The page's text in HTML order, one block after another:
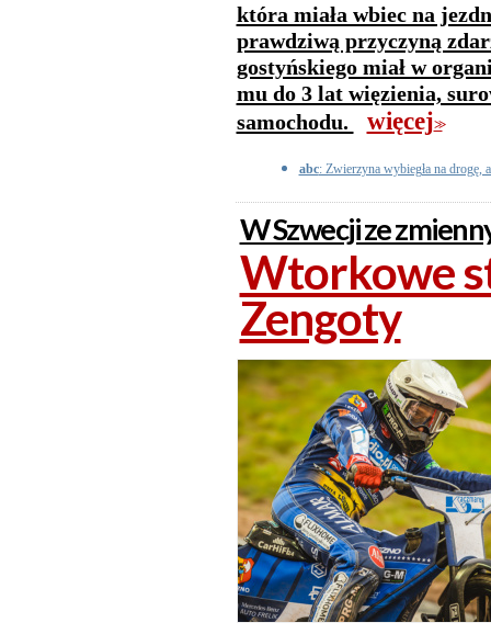
która miała wbiec na
prawdziwą przyczyną
gostyńskiego miał w
mu do 3 lat więzienia,
samochodu.
więcej>>
abc: Zwierzyna wybiegła na drogę,
W Szwecji ze
Wtorkowe
Zengoty